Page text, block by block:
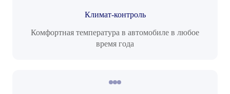
Климат-контроль
Комфортная температура в автомобиле в любое
время года